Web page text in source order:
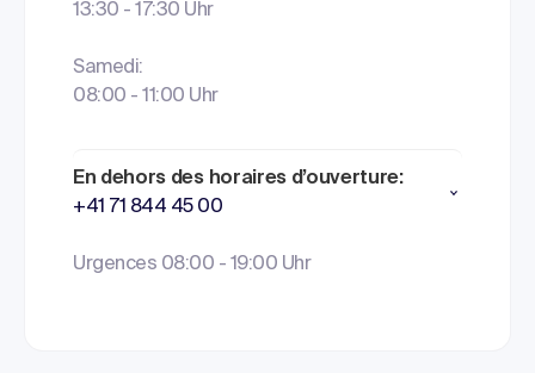
13:30 - 17:30 Uhr
Samedi:
08:00 - 11:00 Uhr
En dehors des horaires d’ouverture:
+41 71 844 45 00
Urgences 08:00 - 19:00 Uhr